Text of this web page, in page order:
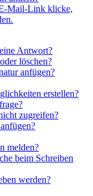
Mail-Link klicke,
Antwort?
löschen?
anfügen?
erstellen?
zugreifen?
melden?
beim Schreiben
werden?